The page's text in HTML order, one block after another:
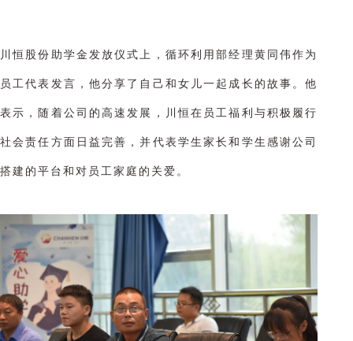
川恒股份助学金发放仪式上，循环利用部经理黄同伟作为
员工代表发言，他分享了自己和女儿一起成长的故事。他
表示，随着公司的高速发展，川恒在员工福利与积极履行
社会责任方面日益完善，并代表学生家长和学生感谢公司
搭建的平台和对员工家庭的关爱。